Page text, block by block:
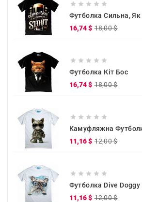
    
Футболка Сильна,
16,74 $ 18,00 $
    
Футболка Кіт Бос
16,74 $ 18,00 $
    
11,16 $ 12,00 $
    
Футболка Dive Doggy
11,16 $ 12,00 $